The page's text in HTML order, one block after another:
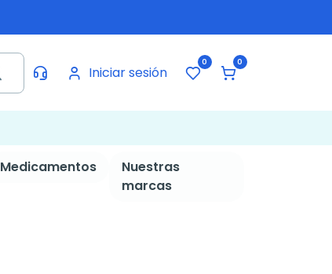
Iniciar sesión
0 0
Medicamentos
Nuestras
marcas